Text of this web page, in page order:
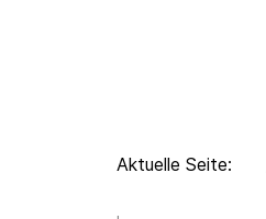
Aktuelle Seite: